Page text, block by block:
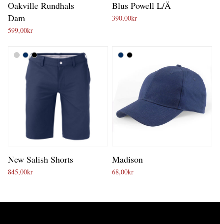
Oakville Rundhals
Dam
599,00kr
Blus Powell L/Ä
390,00kr
New Salish Shorts
845,00kr
Madison
68,00kr